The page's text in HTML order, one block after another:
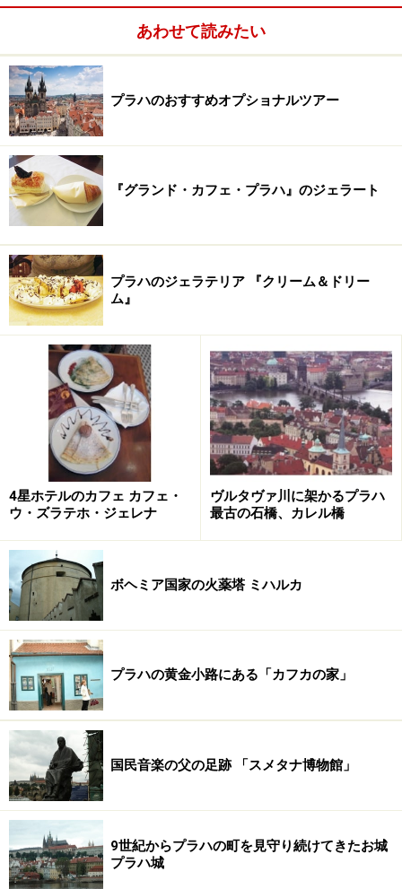
■カレル橋（Karluv most）
住所：Karluv most, 110 00 Praha
電話：+420-257-532-626
カレル橋の橋塔：10:00～22:00（8月、9月）、30kc
※データは記事公開時点のものです。
※記事内容は執筆時点のものです。最新の内容をご確認くださ
い。
※海外を訪れる際には最新情報の入手に努め、「
ださい。
あわせて読みたい
プラハのおすすめオプショナルツアー
『グランド・カフェ・プラハ』のジェラート
プラハのジェラテリア 『クリーム＆ドリー
ム』
4星ホテルのカフェ カフェ・
ウ・ズラテホ・ジェレナ
ヴルタヴァ川に架かるプラハ
最古の石橋、カレル橋
ボヘミア国家の火薬塔 ミハルカ
プラハの黄金小路にある「カフカの家」
国民音楽の父の足跡 「スメタナ博物館」
9世紀からプラハの町を見守り続けてきたお城
プラハ城